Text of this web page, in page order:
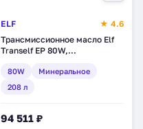
ELF
★ 4.6
Трансмиссионное масло Elf
Tranself EP 80W,
80W
Минеральное
208 л
94 511 ₽